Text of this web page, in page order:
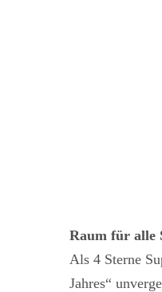
Raum für alle
Als 4 Sterne
Jahres“